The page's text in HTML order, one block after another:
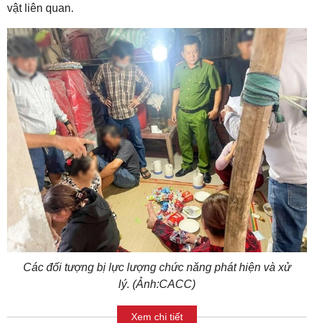
vật liên quan.
Các đối tượng bị lực lượng chức năng phát hiện và xử
lý. (Ảnh:CACC)
Xem chi tiết